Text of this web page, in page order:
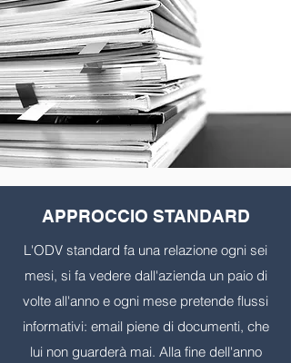
APPROCCIO STANDARD
L'ODV standard fa una relazione ogni sei
mesi, si fa vedere dall'azienda un paio di
volte all'anno e ogni mese pretende flussi
informativi: email piene di documenti, che
lui non guarderà mai. Alla fine dell'anno